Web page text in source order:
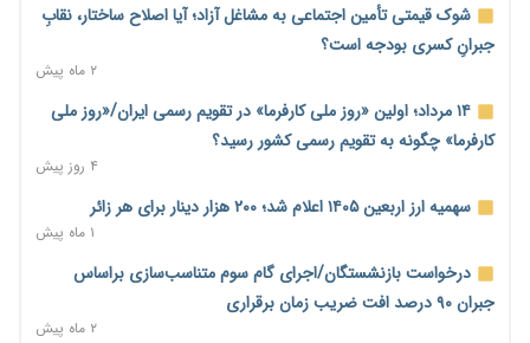
ترمیم مزد در راه است؟ تأکید بر افزایش مزد پایه و شفافیت سبد
۱۹ ساعت پیش
وام بدون رتبه اعتباری؛ صندوق کارآفرینی امید از حمایت متفاوت
ناترازی برق ۳۰ درصد کاهش یافت؛ وعده وزارت نیرو برای رفع
محدودیت صنایع
۲۰ ساعت پیش
ورود بخش خصوصی به حکمرانی اشتغال؛ «یاوران پیشرفت»
شوک قیمتی تأمین اجتماعی به مشاغل آزاد؛ آیا اصلاح ساختار، نقابِ
جبرانِ کسری بودجه است؟
۲ ماه پیش
۱۴ مرداد؛ اولین «روز ملی کارفرما» در تقویم رسمی ایران/«روز ملی
کارفرما» چگونه به تقویم رسمی کشور رسید؟
۴ روز پیش
سهمیه ارز اربعین ۱۴۰۵ اعلام شد؛ ۲۰۰ هزار دینار برای هر زائر
۱ ماه پیش
درخواست بازنشستگان/اجرای گام سوم متناسب‌سازی براساس
جبران ۹۰ درصد افت ضریب زمان برقراری
۲ ماه پیش